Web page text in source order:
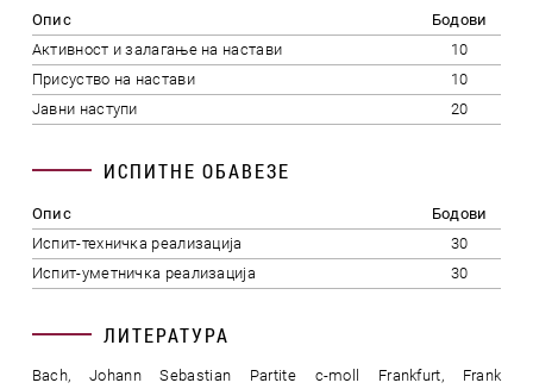
Опис
Бодови
Активност и залагање на настави
10
Присуство на настави
10
Јавни наступи
20
ИСПИТНЕ ОБАВЕЗЕ
Опис
Бодови
Испит-техничка реализација
30
Испит-уметничка реализација
30
ЛИТЕРАТУРА
Bach, Johann Sebastian Partite c-moll Frankfurt, Frank